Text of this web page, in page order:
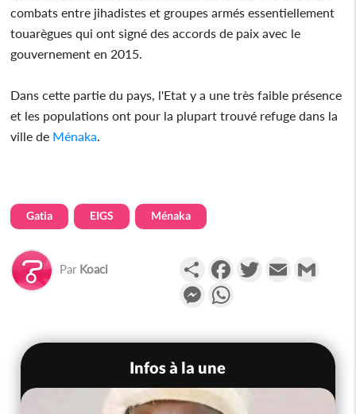
combats entre jihadistes et groupes armés essentiellement
touarègues qui ont signé des accords de paix avec le
gouvernement en 2015.
Dans cette partie du pays, l'Etat y a une très faible présence
et les populations ont pour la plupart trouvé refuge dans la
ville de Ménaka
Gatia EIGS Ménaka
Par Koaci PartagerFacebookTwitterEmail
Messenger
Infos à la une